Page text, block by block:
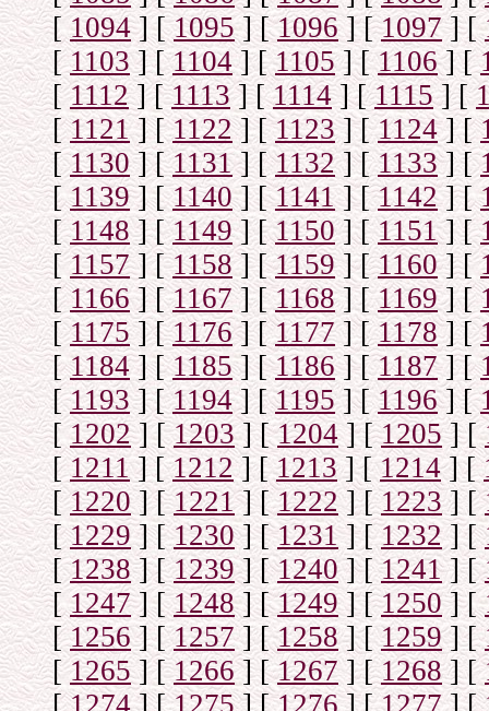
[ 1094] [1095] [1096] [1097] [
[1103] [1104] [1105] [1106] [
[1112] [1113] [1114] [1115] [
[1121] [1122] [1123] [1124] [
[1130] [1131] [1132] [1133] [
[1139] [1140] [1141] [1142] [
[1148] [1149] [1150] [1151] [
[1157] [1158] [1159] [1160] [
[1166] [1167] [1168] [1169] [
[1175] [1176] [1177] [1178] [
[1184] [1185] [1186] [1187] [
[1193] [1194] [1195] [1196] [
[1202] [1203] [1204] [1205] [
[1211] [1212] [1213] [1214] [
[1220] [1221] [1222] [1223] [
[1229] [1230] [1231] [1232] [
[1238] [1239] [1240] [1241] [
[1247] [1248] [1249] [1250] [
[1256] [1257] [1258] [1259] [
[1265] [1266] [1267] [1268] [
[1274] [1275] [1276] [1277] [